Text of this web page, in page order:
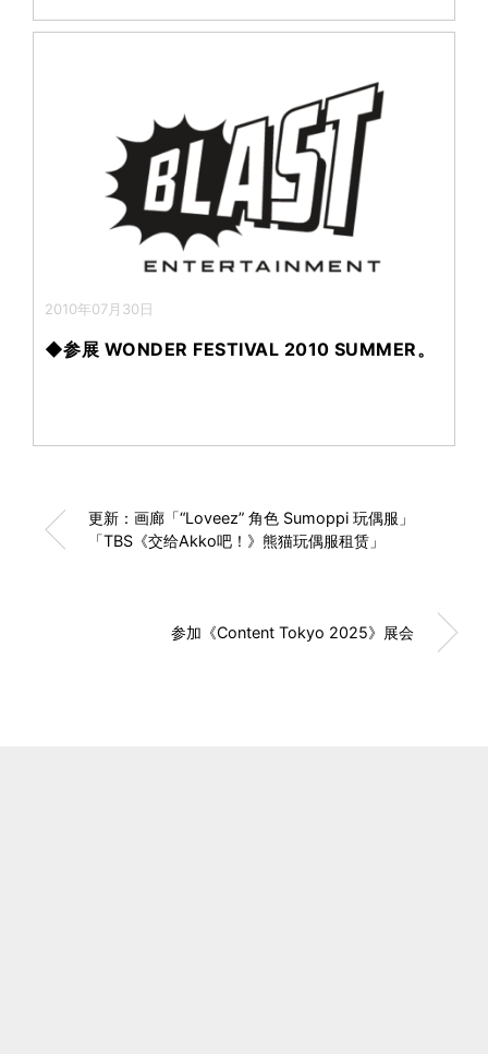
2010年07月30日
◆参展 WONDER FESTIVAL 2010 SUMMER。
更新：画廊「“Loveez” 角色 Sumoppi 玩偶服」
「TBS《交给Akko吧！》熊猫玩偶服租赁」
参加《Content Tokyo 2025》展会